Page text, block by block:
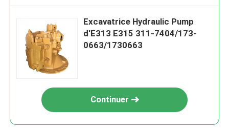
Excavatrice Hydraulic Pump
d'E313 E315 311-7404/173-
0663/1730663
Continuer